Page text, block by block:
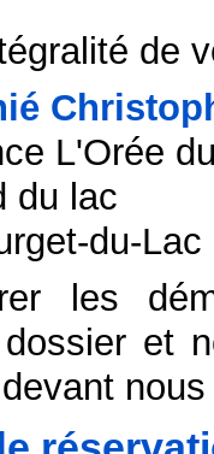
de
L'Orée
du lac
du-Lac
les
et